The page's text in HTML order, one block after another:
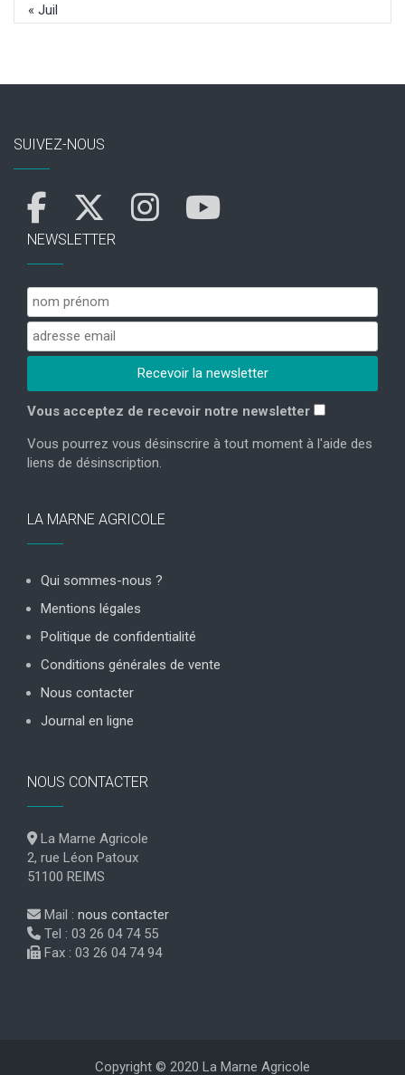
« Juil
SUIVEZ-NOUS
NEWSLETTER
Vous acceptez de recevoir notre newsletter
Vous pourrez vous désinscrire à tout moment à l'aide des
liens de désinscription.
LA MARNE AGRICOLE
Qui sommes-nous ?
Mentions légales
Politique de confidentialité
Conditions générales de vente
Nous contacter
Journal en ligne
NOUS CONTACTER
La Marne Agricole
2, rue Léon Patoux
51100 REIMS
Mail : nous contacter
Tel : 03 26 04 74 55
Fax : 03 26 04 74 94
Copyright © 2020 La Marne Agricole